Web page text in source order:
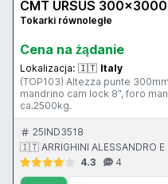
CMT URSUS
Tokarki równoległe
Cena na żądanie
Lokalizacja: 🇮🇹 Italy
(TOP103) Altezza punte
mandrino cam lock 8", foro
ca.2500kg.
25IND3518
🇮🇹 ARRIGHINI ALESSANDRO E
4.3
4